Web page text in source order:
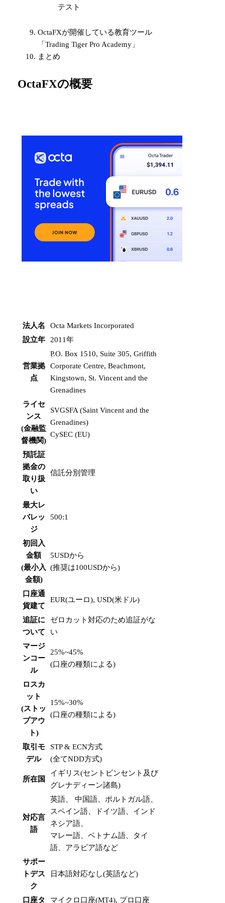
テスト
OctaFXが開催している教育ツール
「Trading Tiger Pro Academy」
まとめ
OctaFXの概要
法人名
Octa Markets Incorporated
設立年
2011年
営業拠
点
P.O. Box 1510, Suite 305, Griffith
Corporate Centre, Beachmont,
Kingstown, St. Vincent and the
Grenadines
ライセ
ンス
(金融監
督機関)
SVGSFA (Saint Vincent and the
Grenadines)
CySEC (EU)
預託証
拠金の
取り扱
い
信託分別管理
最大レ
バレッ
ジ
500:1
初回入
金額
(最小入
金額)
5USDから
(推奨は100USDから)
口座通
貨建て
EUR(ユーロ), USD(米ドル)
追証に
ついて
ゼロカット対応のため追証がな
い
マージ
ンコー
ル
25%~45%
(口座の種類による)
ロスカ
ット
(ストッ
プアウ
ト)
15%~30%
(口座の種類による)
取引モ
デル
STP & ECN方式
(全てNDD方式)
所在国
イギリス(セントビンセント及び
グレナディーン諸島)
対応言
語
英語、 中国語、ポルトガル語、
スペイン語、ドイツ語、インド
ネシア語、
マレー語、ベトナム語、タイ
語、アラビア語など
サポー
トデス
ク
日本語対応なし(英語など)
口座タ マイクロ口座(MT4), プロ口座